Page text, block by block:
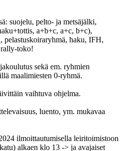
suojelu, pelto- ja metsäjälki,
a+b+c, a+c, b+c),
pelastuskoiraryhmä, haku, IFH,
toko!
sekä em. ryhmien
maalimiesten 0-ryhmä.
vaihtuva ohjelma.
luento, ym. mukavaa
ilmoittautumisella leiritoimistoon
alkaen klo 13 -> ja avajaiset